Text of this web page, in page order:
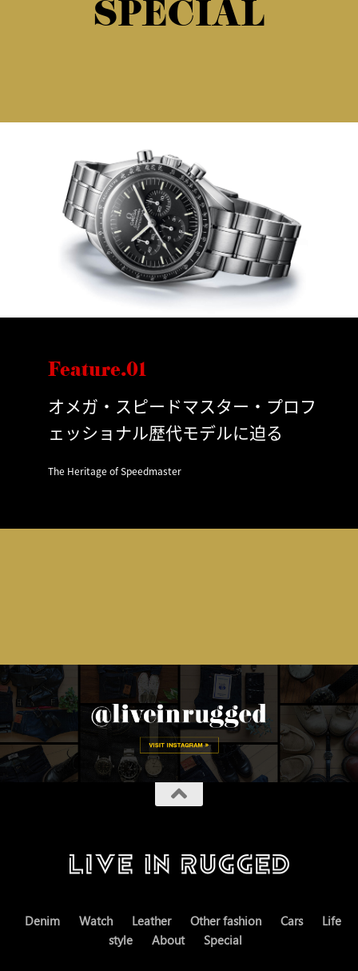
SPECIAL
Feature.01
オメガ・スピードマスター・プロフ
ェッショナル歴代モデルに迫る
The Heritage of Speedmaster
Denim Watch Leather Other fashion Cars
Life
style
About Special